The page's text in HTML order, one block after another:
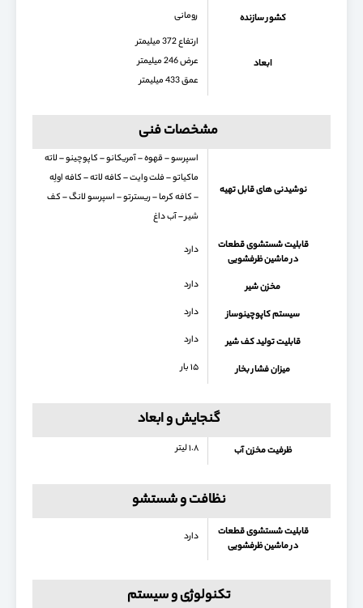
کشور سازنده رومانی
ابعاد
ارتفاع 372 میلیمتر
عرض 246 میلیمتر
عمق 433 میلیمتر
مشخصات فنی
نوشیدنی های قابل تهیه
اسپرسو – قهوه – آمریکانو – کاپوچینو – لاته
ماکیاتو – فلت وایت – کافه لاته – کافه اولِه
– کافه کرما – ریسترتو – اسپرسو لانگ – کف
شیر – آب داغ
قابلیت شستشوی قطعات
در ماشین ظرفشویی
دارد
مخزن شیر دارد
سیستم کاپوچینوساز دارد
قابلیت تولید کف شیر دارد
میزان فشار بخار ۱۵ بار
گنجایش و ابعاد
ظرفیت مخزن آب ۱.۸ لیتر
نظافت و شستشو
قابلیت شستشوی قطعات
در ماشین ظرفشویی
دارد
تکنولوژی و سیستم